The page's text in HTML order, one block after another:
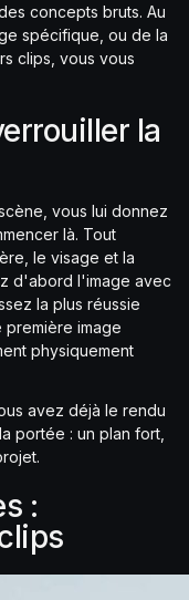
concepts bruts. Au
spécifique, ou de la
clips, vous vous
la
vous lui donnez
là. Tout
le visage et la
d'abord l'image avec
la plus réussie
première image
physiquement
avez déjà le rendu
portée : un plan fort,
: